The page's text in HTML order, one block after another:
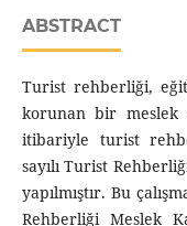
ABSTRACT
Turist rehberliği,
korunan bir meslek
itibariyle turist
sayılı Turist
yapılmıştır. Bu
Rehberliği Meslek